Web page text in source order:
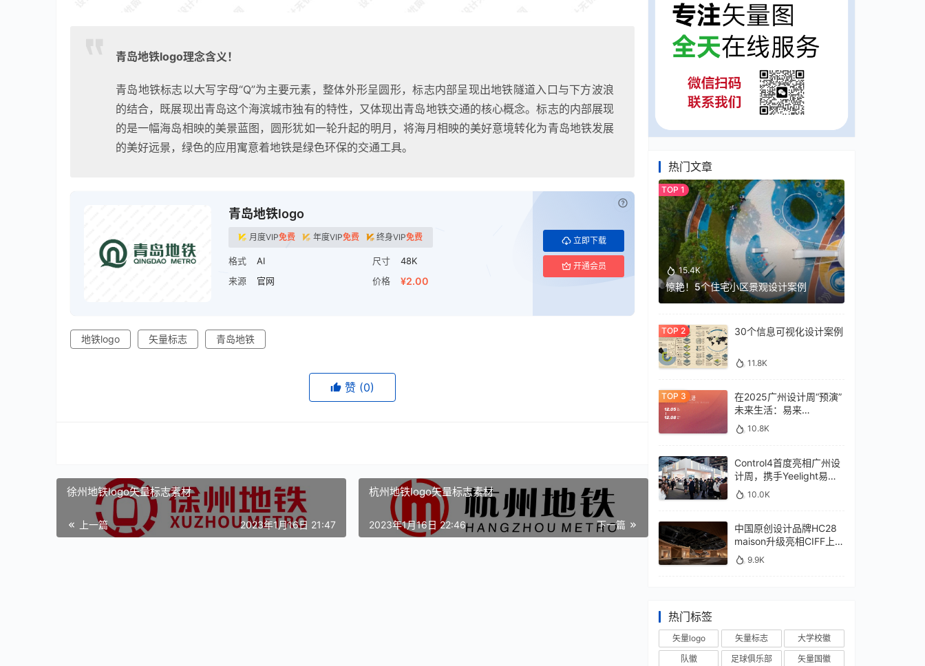
青岛地铁logo理念含义！
青岛地铁标志以大写字母“Q”为主要元素，整体外形呈圆形，标志内部呈现出地铁隧道入口与下方波浪
的结合，既展现出青岛这个海滨城市独有的特性，又体现出青岛地铁交通的核心概念。标志的内部展现
的是一幅海岛相映的美景蓝图，圆形犹如一轮升起的明月，将海月相映的美好意境转化为青岛地铁发展
的美好远景，绿色的应用寓意着地铁是绿色环保的交通工具。
青岛地铁logo
月度VIP免费 年度VIP免费 终身VIP免费
格式 AI 尺寸
48K
来源
官网 价格 ¥2.00
立即下载
开通会员
已付费？登录 或刷新
地铁logo 矢量标志 青岛地铁
赞 (0)
徐州地铁logo矢量标志素材
上一篇 2023年1月16日 21:47
杭州地铁logo矢量标志素材
下一篇
2023年1月16日 22:46
热门文章
15.4K
惊艳！5个住宅小区景观设计案例
30个信息可视化设计案例
11.8K
在2025广州设计周“预演”
未来生活：易来
xControl4展位待您亲鉴
10.8K
Control4首度亮相广州设
计周，携手Yeelight易来
深化本土战略
10.0K
中国原创设计品牌HC28
maison升级亮相CIFF上
海，汇聚设计巨擘
9.9K
热门标签
矢量logo 矢量标志
大学校徽
队徽
足球俱乐部
矢量国徽